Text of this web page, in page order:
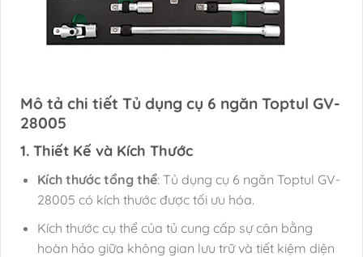
Mô tả chi tiết Tủ dụng cụ 6 ngăn Toptul GV-
28005
1. Thiết Kế và Kích Thước
Kích thước tổng thể: Tủ dụng cụ 6 ngăn Toptul GV-
28005 có kích thước được tối ưu hóa.
Kích thước cụ thể của tủ cung cấp sự cân bằng
hoàn hảo giữa không gian lưu trữ và tiết kiệm diện